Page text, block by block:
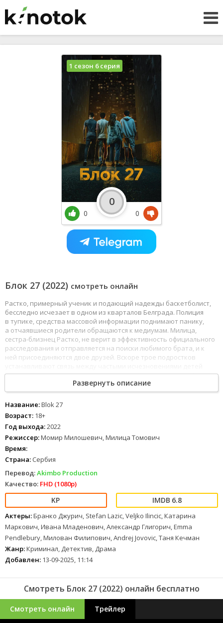
Блок 27 (2022) смотреть онлайн
Растко, примерный ученик и подающий надежды баскетболист,
бесследно исчезает в одном из кварталов Белграда. Полиция
в тупике, средства массовой информации поднимают панику,
а отчаявшиеся родители обращаются к медиумам. Милица,
сестра-близнец Растко, не верит в эффективность официального
расследования и отправляется на поиски любимого брата, и к
ней присоединяются двое друзей. Вскоре трое подростков
и городскими легендами, что приводит их к раскрытию тайны
Нового Белграда, связанной с Блоком 27.
Развернуть описание
Название:Blok 27
Возраст: 18+
Год выхода:2022
Режиссер:Момир Милошевич, Милица Томович
Время:
Страна: Сербия
Перевод:Akimbo Production
Качество: FHD (1080p)
6.8
Актеры:Бранко Джурич, Stefan Lazic, Veljko Ilincic, Катарина
Маркович, Ивана Младенович, Александр Глигорич, Emma
Pendlebury, Милован Филипович, Andrej Jovovic, Таня Кечман
Жанр:Криминал, Детектив, Драма
Добавлен: 13-09-2025, 11:14
1 сезон 6 серия
0
0
0
Смотреть Блок 27 (2022) онлайн бесплатно
Смотреть онлайн Трейлер